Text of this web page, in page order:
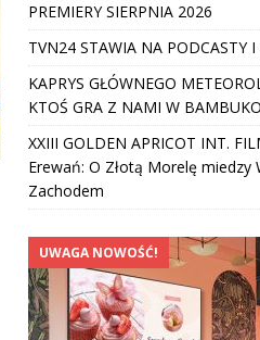
PREMIERY SIERPNIA 2026
TVN24 STAWIA NA PODCASTY
KAPRYS GŁÓWNEGO
KTOŚ GRA Z NAMI W BAMBUKO
XXIII GOLDEN APRICOT INT.
Erewań: O Złotą Morelę miedzy
Zachodem
UWAGA NOWOŚĆ!